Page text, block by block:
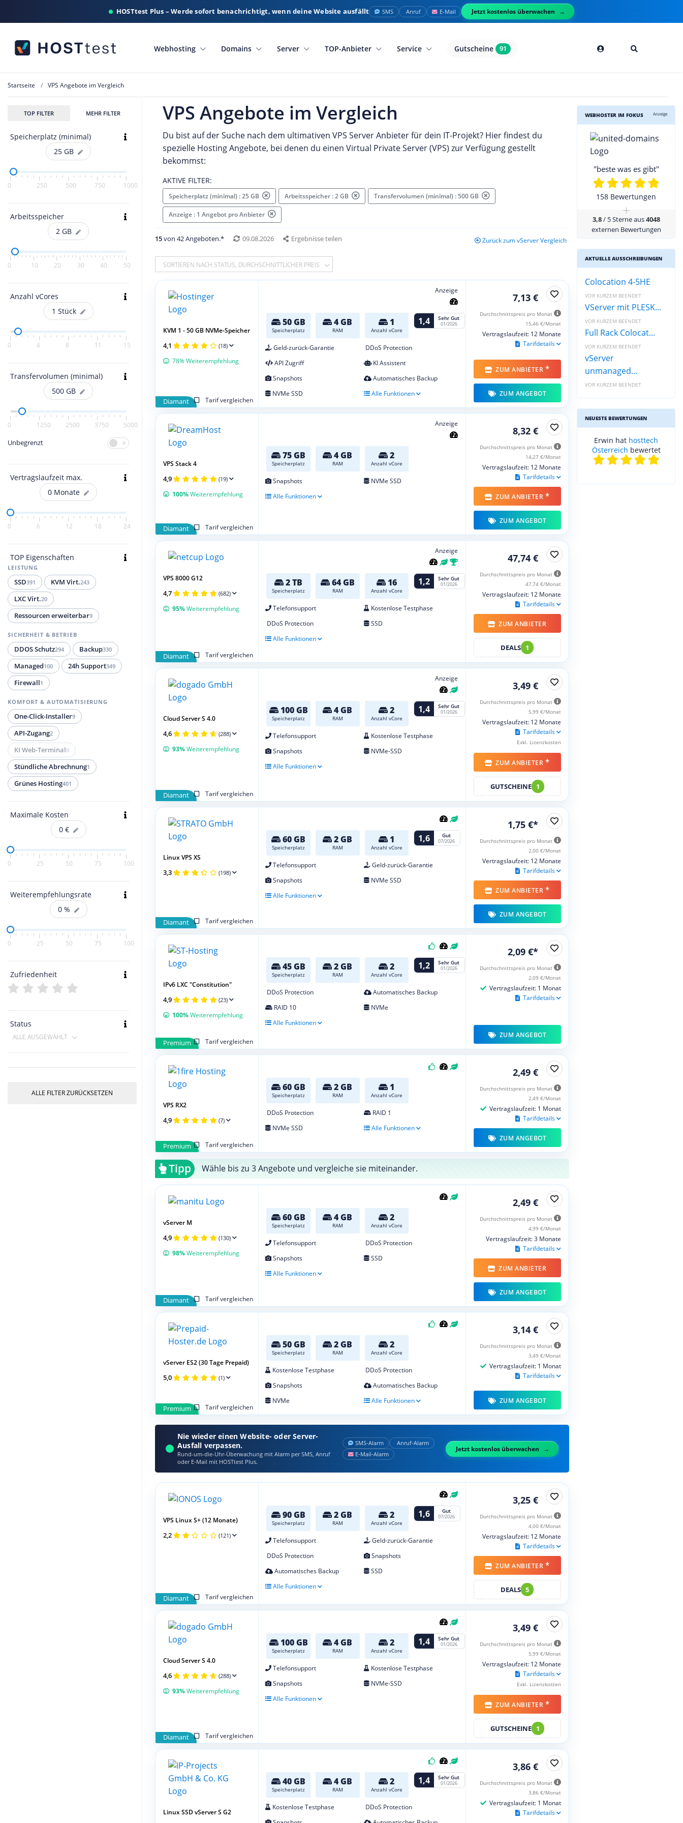
HOSTtest Plus – Werde sofort benachrichtigt, wenn deine Website ausfällt SMS Anruf E-Mail Jetzt kostenlos überwachen
Webhosting Domains Server TOP-Anbieter Service Gutscheine 91
Startseite VPS Angebote im Vergleich
TOP FILTER MEHR FILTER
Speicherplatz (minimal)
25 GB
0 250 500 750 1000
Arbeitsspeicher
2 GB
0 10 20 30 40 50
Anzahl vCores
1 Stück
0 4 8 11 15
Transfervolumen (minimal)
500 GB
0 1250 2500 3750 5000
Unbegrenzt
Vertragslaufzeit max.
0 Monate
0 6 12 18 24
TOP Eigenschaften
LEISTUNG
SSD391 KVM Virt.243
LXC Virt.20
Ressourcen erweiterbar9
SICHERHEIT & BETRIEB
DDOS Schutz294 Backup330
Managed100 24h Support349
Firewall1
KOMFORT & AUTOMATISIERUNG
One-Click-Installer9
API-Zugang2
KI Web-Terminal0
Stündliche Abrechnung1
Grünes Hosting401
Maximale Kosten
0 €
0 25 50 75 100
Weiterempfehlungsrate
0 %
0 25 50 75 100
Zufriedenheit
Status
ALLE AUSGEWÄHLT
ALLE FILTER ZURÜCKSETZEN
VPS Angebote im Vergleich
Du bist auf der Suche nach dem ultimativen VPS Server Anbieter für dein IT-Projekt? Hier findest du
spezielle Hosting Angebote, bei denen du einen Virtual Private Server (VPS) zur Verfügung gestellt
bekommst:
AKTIVE FILTER:
Speicherplatz (minimal) : 25 GB Arbeitsspeicher : 2 GB Transfervolumen (minimal) : 500 GB
Anzeige : 1 Angebot pro Anbieter
15von 42 Angeboten.* 09.08.2026 Ergebnisse teilen Zurück zum vServer Vergleich
SORTIEREN NACH STATUS, DURCHSCHNITTLICHER PREIS
Anzeige
50 GB
Speicherplatz
4 GB
RAM
1
Anzahl vCore
1,4 Sehr Gut
01/2026
Geld-zurück-Garantie
DDoS Protection
API Zugriff
KI Assistent
Snapshots
Automatisches Backup
NVMe SSD
Alle Funktionen
Diamant
Tarif vergleichen
KVM 1 - 50 GB NVMe-Speicher
4,1 (18)
78% Weiterempfehlung
7,13 €
Durchschnittspreis pro Monat
15,46 €/Monat
Vertragslaufzeit: 12 Monate
Tarifdetails
ZUM ANBIETER *
ZUM ANGEBOT
Anzeige
75 GB
Speicherplatz
4 GB
RAM
2
Anzahl vCore
Snapshots
NVMe SSD
Alle Funktionen
Diamant Tarif vergleichen
VPS Stack 4
4,9 (19)
100%Weiterempfehlung
8,32 €
Durchschnittspreis pro Monat
14,27 €/Monat
Vertragslaufzeit: 12 Monate
Tarifdetails
ZUM ANBIETER *
ZUM ANGEBOT
Anzeige
2 TB
Speicherplatz
64 GB
RAM
16
Anzahl vCore
1,2 Sehr Gut
01/2026
Telefonsupport
Kostenlose Testphase
DDoS Protection
SSD
Alle Funktionen
Diamant Tarif vergleichen
VPS 8000 G12
4,7 (682)
95%Weiterempfehlung
47,74 €
Durchschnittspreis pro Monat
47,74 €/Monat
Vertragslaufzeit: 12 Monate
Tarifdetails
ZUM ANBIETER
DEALS 1
Anzeige
100 GB
Speicherplatz
4 GB
RAM
2
Anzahl vCore
1,4 Sehr Gut
01/2026
Telefonsupport
Kostenlose Testphase
Snapshots
NVMe-SSD
Alle Funktionen
Diamant Tarif vergleichen
Cloud Server S 4.0
4,6 (288)
93%Weiterempfehlung
3,49 €
Durchschnittspreis pro Monat
5,99 €/Monat
Vertragslaufzeit: 12 Monate
Tarifdetails
Exkl. Lizenzkosten
ZUM ANBIETER *
GUTSCHEINE 1
60 GB
Speicherplatz
2 GB
RAM
1
Anzahl vCore
1,6 Gut
07/2026
Telefonsupport
Geld-zurück-Garantie
Snapshots
NVMe SSD
Alle Funktionen
Diamant Tarif vergleichen
Linux VPS XS
3,3 (198)
1,75 €*
Durchschnittspreis pro Monat
2,00 €/Monat
Vertragslaufzeit: 12 Monate
Tarifdetails
ZUM ANBIETER *
ZUM ANGEBOT
45 GB
Speicherplatz
2 GB
RAM
2
Anzahl vCore
1,2 Sehr Gut
01/2026
DDoS Protection
Automatisches Backup
RAID 10
NVMe
Alle Funktionen
Premium Tarif vergleichen
IPv6 LXC "Constitution"
4,9 (23)
100%Weiterempfehlung
2,09 €*
Durchschnittspreis pro Monat
2,09 €/Monat
Vertragslaufzeit: 1 Monat
Tarifdetails
ZUM ANGEBOT
60 GB
Speicherplatz
2 GB
RAM
1
Anzahl vCore
DDoS Protection
RAID 1
NVMe SSD
Alle Funktionen
Premium Tarif vergleichen
VPS RX2
4,9 (7)
2,49 €
Durchschnittspreis pro Monat
2,49 €/Monat
Vertragslaufzeit: 1 Monat
Tarifdetails
ZUM ANGEBOT
Tipp Wähle bis zu 3 Angebote und vergleiche sie miteinander.
60 GB
Speicherplatz
4 GB
RAM
2
Anzahl vCore
Telefonsupport
DDoS Protection
Snapshots
SSD
Alle Funktionen
Diamant Tarif vergleichen
vServer M
4,9 (130)
98%Weiterempfehlung
2,49 €
Durchschnittspreis pro Monat
4,99 €/Monat
Vertragslaufzeit: 3 Monate
Tarifdetails
ZUM ANBIETER
ZUM ANGEBOT
50 GB
Speicherplatz
2 GB
RAM
2
Anzahl vCore
Kostenlose Testphase
DDoS Protection
Snapshots
Automatisches Backup
NVMe
Alle Funktionen
Premium
Tarif vergleichen
vServer ES2 (30 Tage Prepaid)
5,0 (1)
3,14 €
Durchschnittspreis pro Monat
3,49 €/Monat
Vertragslaufzeit: 1 Monat
Tarifdetails
ZUM ANGEBOT
Nie wieder einen Website- oder Server-
Ausfall verpassen.
Rund-um-die-Uhr-Überwachung mit Alarm per SMS, Anruf
oder E‑Mail mit HOSTtest Plus.
SMS‑Alarm
Anruf‑Alarm
E‑Mail‑Alarm
Jetzt kostenlos überwachen
90 GB
Speicherplatz
2 GB
RAM
2
Anzahl vCore
1,6 Gut
07/2026
Telefonsupport
Geld-zurück-Garantie
DDoS Protection
Snapshots
Automatisches Backup
SSD
Alle Funktionen
Diamant
Tarif vergleichen
VPS Linux S+ (12 Monate)
2,2 (121)
3,25 €
Durchschnittspreis pro Monat
4,00 €/Monat
Vertragslaufzeit: 12 Monate
Tarifdetails
ZUM ANBIETER *
DEALS 5
100 GB
Speicherplatz
4 GB
RAM
2
Anzahl vCore
1,4 Sehr Gut
01/2026
Telefonsupport
Kostenlose Testphase
Snapshots
NVMe-SSD
Alle Funktionen
Diamant Tarif vergleichen
Cloud Server S 4.0
4,6 (288)
93%Weiterempfehlung
3,49 €
Durchschnittspreis pro Monat
5,99 €/Monat
Vertragslaufzeit: 12 Monate
Tarifdetails
Exkl. Lizenzkosten
ZUM ANBIETER *
GUTSCHEINE 1
40 GB
Speicherplatz
4 GB
RAM
2
Anzahl vCore
1,4 Sehr Gut
01/2026
Kostenlose Testphase
DDoS Protection
Linux SSD vServer S G2
3,86 €
Durchschnittspreis pro Monat
3,86 €/Monat
Vertragslaufzeit: 1 Monat
Tarifdetails
WEBHOSTER IM FOKUS Anzeige
"beste was es gibt"
158 Bewertungen
+
3,8/ 5 Sterne aus4048
externen Bewertungen
AKTUELLE AUSSCHREIBUNGEN
Colocation 4-5HE
VOR KURZEM BEENDET
VServer mit PLESK...
VOR KURZEM BEENDET
Full Rack Colocat...
VOR KURZEM BEENDET
vServer
unmanaged...
VOR KURZEM BEENDET
NEUESTE BEWERTUNGEN
Erwin hat hosttech
Österreich bewertet